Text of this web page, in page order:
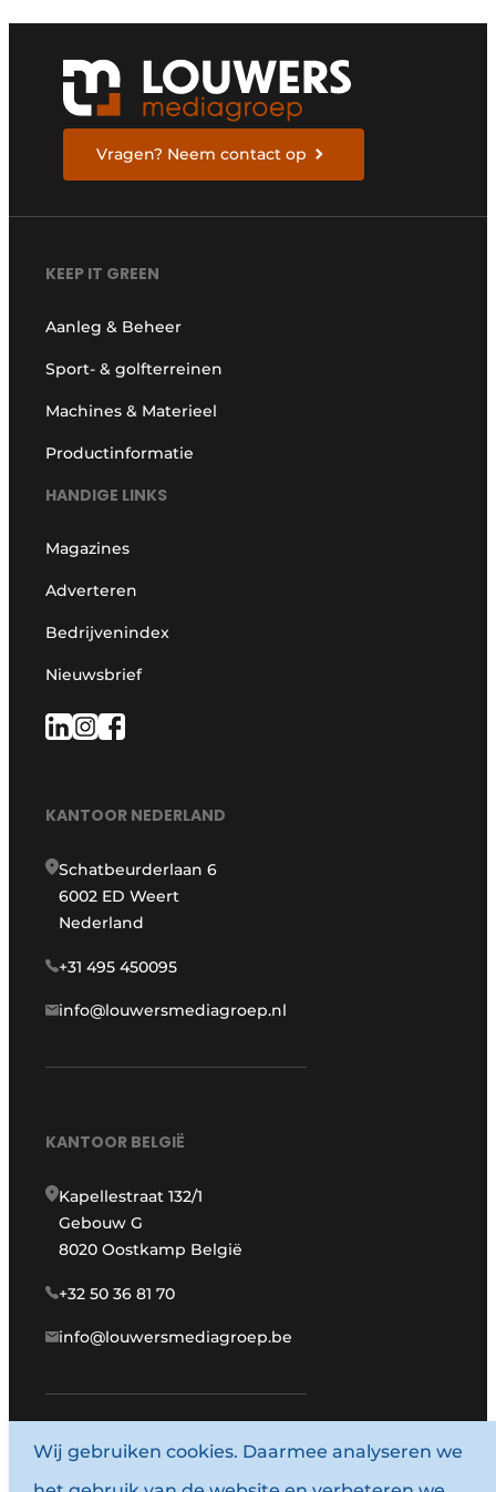
Vragen? Neem contact op
KEEP IT GREEN
Aanleg & Beheer
Sport- & golfterreinen
Machines & Materieel
Productinformatie
HANDIGE LINKS
Magazines
Adverteren
Bedrijvenindex
Nieuwsbrief
KANTOOR NEDERLAND
Schatbeurderlaan 6
6002 ED Weert
Nederland
+31 495 450095
info@louwersmediagroep.nl
KANTOOR BELGIË
Kapellestraat 132/1
Gebouw G
8020 Oostkamp België
+32 50 36 81 70
info@louwersmediagroep.be
www.louwersmediagroep.com
Wij gebruiken cookies. Daarmee analyseren we